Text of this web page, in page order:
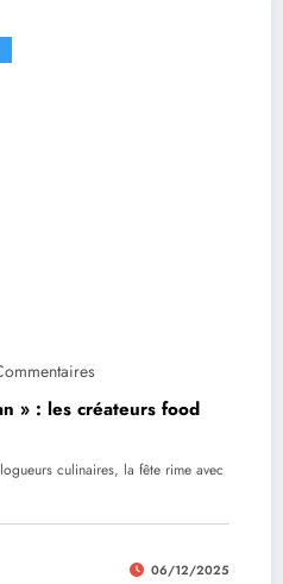
» : les créateurs food
culinaires, la fête rime avec
06/12/2025